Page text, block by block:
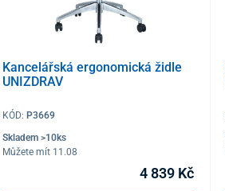
Kancelářská ergonomická židle
UNIZDRAV
KÓD:P3669
Skladem >10ks
Můžete mít 11.08
4 839 Kč